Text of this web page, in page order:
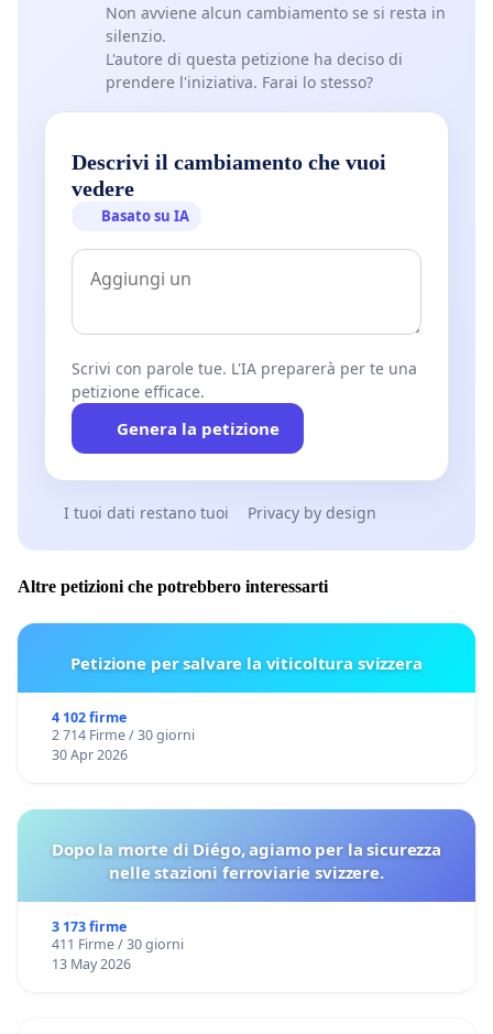
Non avviene alcun cambiamento se si resta in
silenzio.
L'autore di questa petizione ha deciso di
prendere l'iniziativa. Farai lo stesso?
Descrivi il cambiamento che vuoi
vedere
Basato su IA
Scrivi con parole tue. L'IA preparerà per te una
petizione efficace.
Genera la petizione
I tuoi dati restano tuoi Privacy by design
Altre petizioni che potrebbero interessarti
Petizione per salvare la viticoltura svizzera
4 102 firme
2 714 Firme / 30 giorni
30 Apr 2026
Dopo la morte di Diégo, agiamo per la sicurezza
nelle stazioni ferroviarie svizzere.
3 173 firme
411 Firme / 30 giorni
13 May 2026